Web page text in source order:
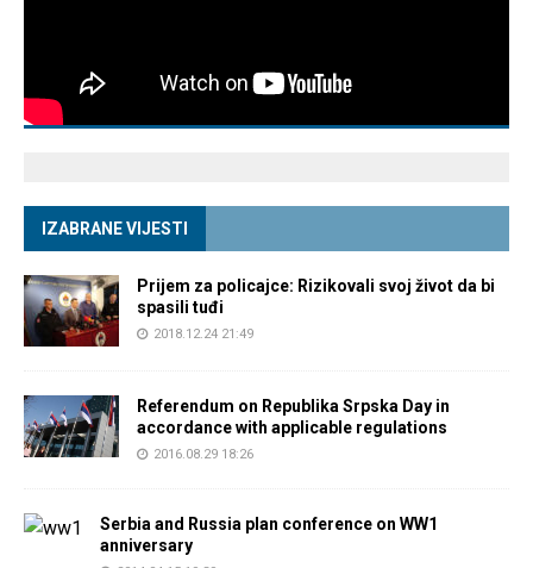
IZABRANE VIJESTI
Prijem za policajce: Rizikovali svoj život da bi
spasili tuđi
2018.12.24 21:49
Referendum on Republika Srpska Day in
accordance with applicable regulations
2016.08.29 18:26
Serbia and Russia plan conference on WW1
anniversary